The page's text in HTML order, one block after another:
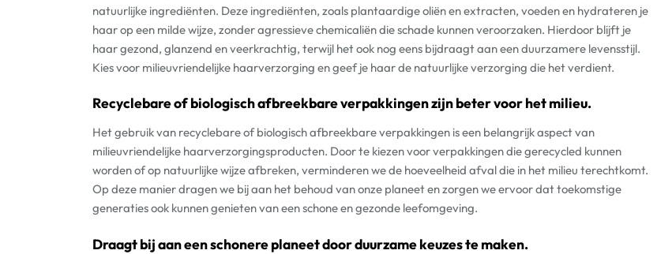
natuurlijke ingrediënten. Deze ingrediënten, zoals plantaardige oliën en extracten, voeden en hydrateren je
haar op een milde wijze, zonder agressieve chemicaliën die schade kunnen veroorzaken. Hierdoor blijft je
haar gezond, glanzend en veerkrachtig, terwijl het ook nog eens bijdraagt aan een duurzamere levensstijl.
Kies voor milieuvriendelijke haarverzorging en geef je haar de natuurlijke verzorging die het verdient.
Recyclebare of biologisch afbreekbare verpakkingen zijn beter voor het milieu.
Het gebruik van recyclebare of biologisch afbreekbare verpakkingen is een belangrijk aspect van
milieuvriendelijke haarverzorgingsproducten. Door te kiezen voor verpakkingen die gerecycled kunnen
worden of op natuurlijke wijze afbreken, verminderen we de hoeveelheid afval die in het milieu terechtkomt.
Op deze manier dragen we bij aan het behoud van onze planeet en zorgen we ervoor dat toekomstige
generaties ook kunnen genieten van een schone en gezonde leefomgeving.
Draagt bij aan een schonere planeet door duurzame keuzes te maken.